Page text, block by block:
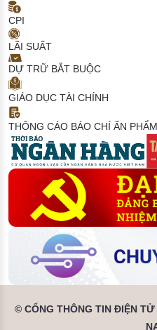
CPI
LÃI SUẤT
DỰ TRỮ BẮT BUỘC
GIÁO DỤC TÀI CHÍNH
THÔNG CÁO BÁO CHÍ ẤN
© CỔNG THÔNG TIN ĐIỆN